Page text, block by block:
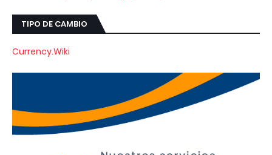
TIPO DE CAMBIO
Currency.Wiki